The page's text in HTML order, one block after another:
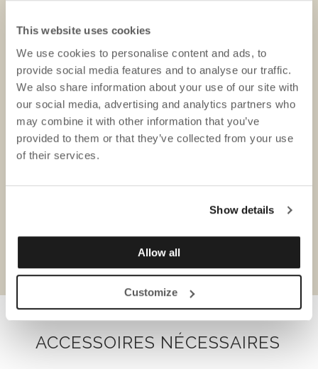
This website uses cookies
We use cookies to personalise content and ads, to
provide social media features and to analyse our traffic.
We also share information about your use of our site with
our social media, advertising and analytics partners who
may combine it with other information that you’ve
provided to them or that they’ve collected from your use
of their services.
Show details
Allow all
Customize
ACCESSOIRES NÉCESSAIRES